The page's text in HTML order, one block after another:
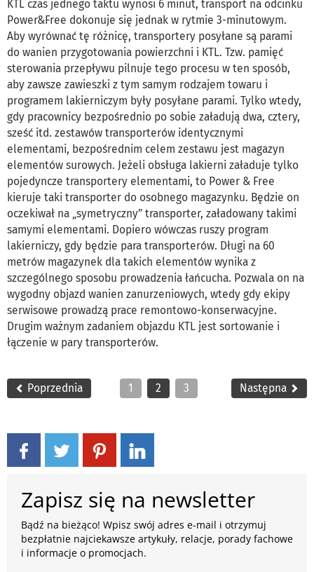
KTL czas jednego taktu wynosi 6 minut, transport na odcinku
Power&Free dokonuje się jednak w rytmie 3-minutowym.
Aby wyrównać tę różnicę, transportery posyłane są parami
do wanien przygotowania powierzchni i KTL. Tzw. pamięć
sterowania przepływu pilnuje tego procesu w ten sposób,
aby zawsze zawieszki z tym samym rodzajem towaru i
programem lakierniczym były posyłane parami. Tylko wtedy,
gdy pracownicy bezpośrednio po sobie załadują dwa, cztery,
sześć itd. zestawów transporterów identycznymi
elementami, bezpośrednim celem zestawu jest magazyn
elementów surowych. Jeżeli obsługa lakierni załaduje tylko
pojedyncze transportery elementami, to Power & Free
kieruje taki transporter do osobnego magazynku. Będzie on
oczekiwał na „symetryczny” transporter, załadowany takimi
samymi elementami. Dopiero wówczas ruszy program
lakierniczy, gdy będzie para transporterów. Długi na 60
metrów magazynek dla takich elementów wynika z
szczególnego sposobu prowadzenia łańcucha. Pozwala on na
wygodny objazd wanien zanurzeniowych, wtedy gdy ekipy
serwisowe prowadzą prace remontowo-konserwacyjne.
Drugim ważnym zadaniem objazdu KTL jest sortowanie i
łączenie w pary transporterów.
Poprzednia 1 2 3 Następna
Zapisz się na newsletter
Bądź na bieżąco! Wpisz swój adres e-mail i otrzymuj
bezpłatnie najciekawsze artykuły, relacje, porady fachowe
i informacje o promocjach.